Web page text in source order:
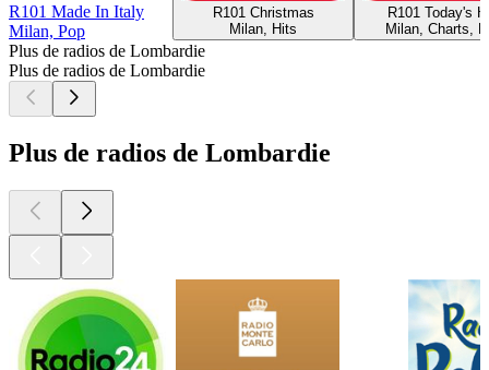
R101 Made In Italy
Milan, Pop
R101 Christmas
Milan, Hits
R101 Today's
Milan, Charts,
Plus de radios de Lombardie
Plus de radios de Lombardie
Plus de radios de Lombardie